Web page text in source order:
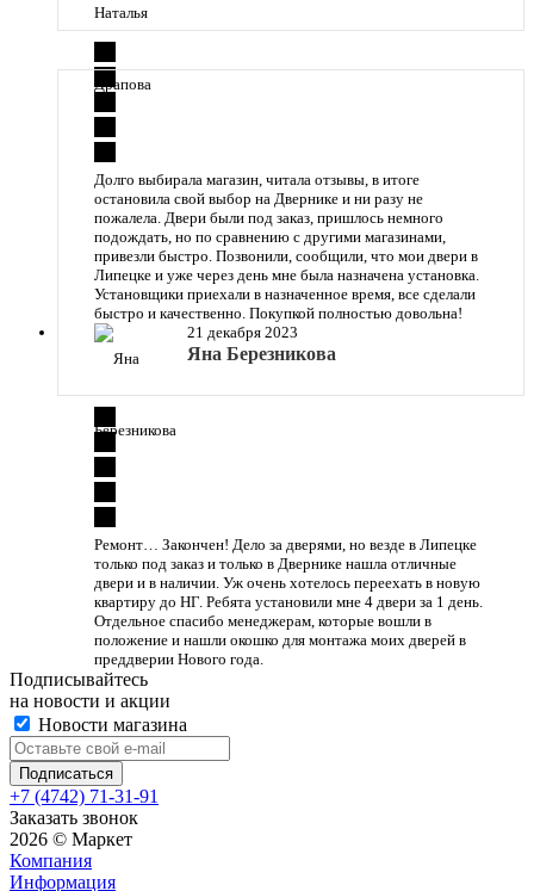
Долго выбирала магазин, читала отзывы, в итоге
остановила свой выбор на Двернике и ни разу не
пожалела. Двери были под заказ, пришлось немного
подождать, но по сравнению с другими магазинами,
привезли быстро. Позвонили, сообщили, что мои двери в
Липецке и уже через день мне была назначена установка.
Установщики приехали в назначенное время, все сделали
быстро и качественно. Покупкой полностью довольна!
21 декабря 2023
Яна Березникова
Ремонт… Закончен! Дело за дверями, но везде в Липецке
только под заказ и только в Двернике нашла отличные
двери и в наличии. Уж очень хотелось переехать в новую
квартиру до НГ. Ребята установили мне 4 двери за 1 день.
Отдельное спасибо менеджерам, которые вошли в
положение и нашли окошко для монтажа моих дверей в
преддверии Нового года.
Подписывайтесь
на новости и акции
Новости магазина
+7 (4742) 71-31-91
Заказать звонок
2026 © Маркет
Компания
Информация